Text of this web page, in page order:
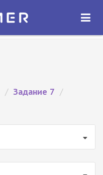
ОТКРЫТЬ
/ Задание 7 /